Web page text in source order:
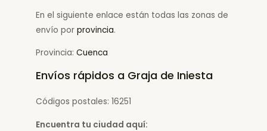
En el siguiente enlace están todas las zonas de
envío por provincia.
Provincia: Cuenca
Envíos rápidos a Graja de Iniesta
Códigos postales: 16251
Encuentra tu ciudad aquí: